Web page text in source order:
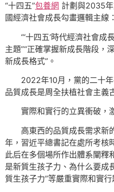
“十四五”包養網 計劃與2035
國經濟社會成長勾畫邏輯主線：
“‘十四五’時代經濟社會成
主題”“正確掌握新成長階段，
新成長格式”。
2022年10月，黨的二十年
品質成長是周全扶植社會主義
實際和實行的立異衝破，
高東西的品質成長需求新
年，習近平總書記在處所考核
此后在多個場所作出體系闡釋
是新質生孩子力、為什么要成
質生孩子力”等嚴重實際和實行